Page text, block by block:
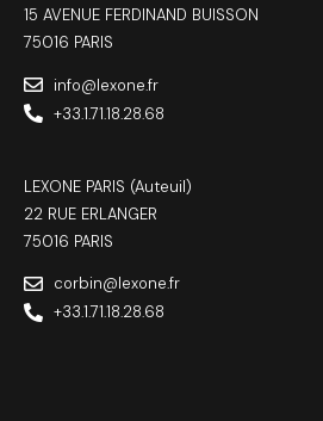
15 AVENUE FERDINAND BUISSON
75016 PARIS
info@lexone.fr
+33.1.71.18.28.68
LEXONE PARIS (Auteuil)
22 RUE ERLANGER
75016 PARIS
corbin@lexone.fr
+33.1.71.18.28.68